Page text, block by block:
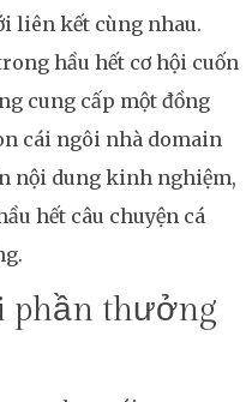
liên kết cùng nhau.
hầu hết cơ hội cuốn
cung cấp một đồng
cái ngôi nhà domain
nội dung kinh nghiệm,
hết câu chuyện cá
phần thưởng